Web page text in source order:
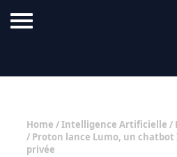
Home /Intelligence Artificielle /
/ Proton lance Lumo, un chatbot
privée